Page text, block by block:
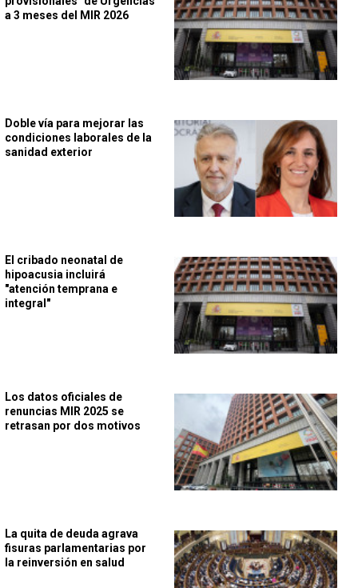
a 3 meses del MIR 2026
Doble vía para mejorar las
condiciones laborales de la
sanidad exterior
El cribado neonatal de
hipoacusia incluirá
"atención temprana e
integral"
Los datos oficiales de
renuncias MIR 2025 se
retrasan por dos motivos
La quita de deuda agrava
fisuras parlamentarias por
la reinversión en salud